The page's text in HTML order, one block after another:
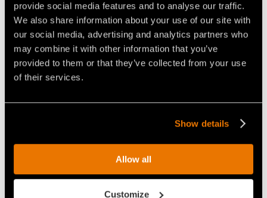
provide social media features and to analyse our traffic.
We also share information about your use of our site with
our social media, advertising and analytics partners who
may combine it with other information that you’ve
provided to them or that they’ve collected from your use
of their services.
Show details
Allow all
Customize
VIDEO - FAE SCL/RCU -
FRESACEPPI SCL/RCU55 PER IL
VEICOLO CINGOLATO
RADIOCOMANDATO FAE
RCU55
VIDEO - FAE RCU-55 - IL
NUOVO VEICOLO CINGOLATO
RADIOCOMANDATO